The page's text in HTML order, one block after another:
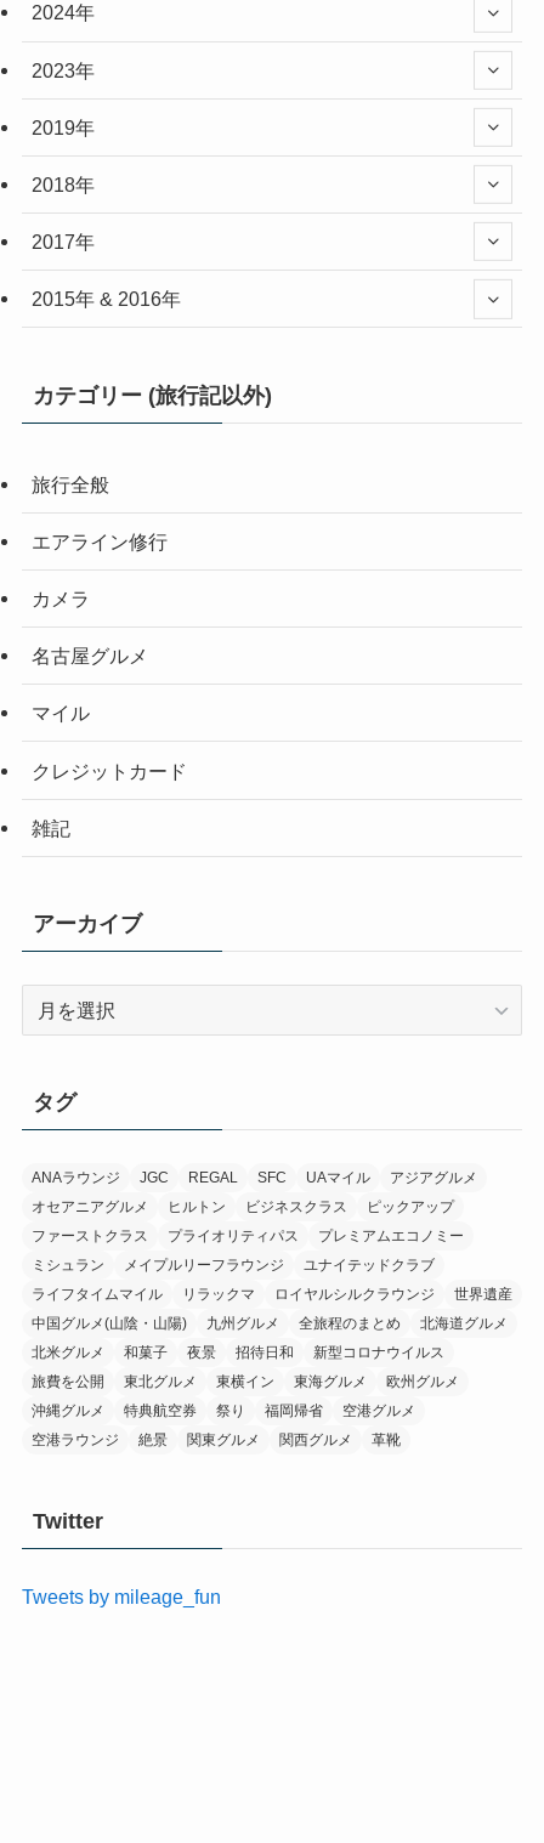
2024年
2023年
2019年
2018年
2017年
2015年 & 2016年
カテゴリー (旅行記以外)
旅行全般
エアライン修行
カメラ
名古屋グルメ
マイル
クレジットカード
雑記
アーカイブ
ブ
タグ
ANAラウンジ JGC REGAL SFC UAマイル
アジアグルメ
オセアニアグルメ
ヒルトン ビジネスクラス
ピックアップ
ファーストクラス
プライオリティパス
プレミアムエコノミー
ミシュラン
メイプルリーフラウンジ
ユナイテッドクラブ
ライフタイムマイル
リラックマ ロイヤルシルクラウンジ
世界遺産
中国グルメ(山陰・山陽)
九州グルメ 全旅程のまとめ
北海道グルメ
北米グルメ
和菓子 夜景 招待日和
新型コロナウイルス
旅費を公開
東北グルメ 東横イン 東海グルメ
欧州グルメ
沖縄グルメ
特典航空券 祭り 福岡帰省
空港グルメ
空港ラウンジ
絶景 関東グルメ 関西グルメ 革靴
Twitter
Tweets by mileage_fun